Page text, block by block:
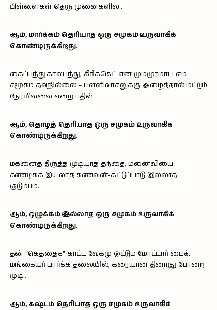
பிள்ளைகள் தெரு முனைகளில்..
ஆம், மார்க்கம் தெரியாத ஒரு சமுகம் உருவாகிக்
கொண்டிருக்கிறது.
கைப்பந்து,கால்பந்து, கிரிக்கெட் என மும்முரமாய் எம்
சமூகம் தவறில்லை – பள்ளிவாசலுக்கு அழைத்தால் மட்டும்
நேரமில்லை என்ற பதில்….
ஆம், தொழத் தெரியாத ஒரு சமுகம் உருவாகிக்
கொண்டிருக்கிறது.
மகனைத் திருத்த முடியாத தந்தை, மனைவியை
கண்டிக்க இயலாத கணவன்-கட்டுப்பாடு இல்லாத
குடும்பம்.
ஆம், ஒழுக்கம் இல்லாத ஒரு சமுகம் உருவாகிக்
கொண்டிருக்கிறது.
தன் “கெத்தைக்” காட்ட வேகமு ஓட்டும் மோட்டார் பைக்..
மங்கையர் பார்க்க தலையில், கரையான் தின்றது போன்ற
முடி..
ஆம், கஷ்டம் தெரியாத ஒரு சமுகம் உருவாகிக்